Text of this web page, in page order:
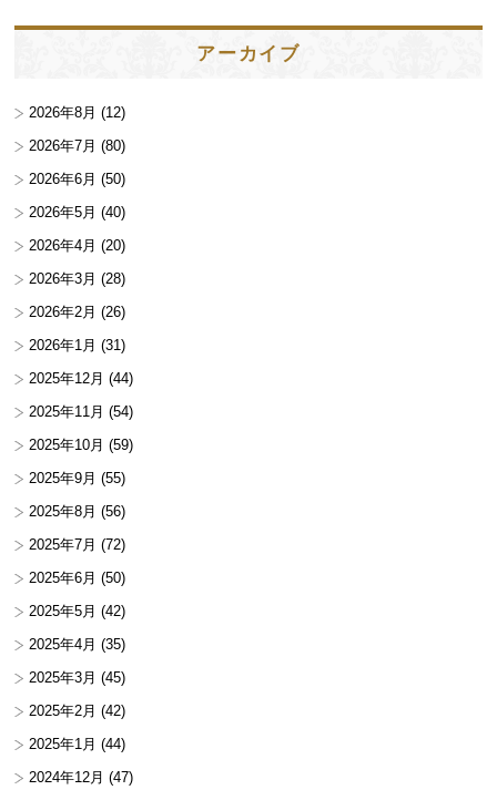
アーカイブ
2026年8月 (12)
2026年7月 (80)
2026年6月 (50)
2026年5月 (40)
2026年4月 (20)
2026年3月 (28)
2026年2月 (26)
2026年1月 (31)
2025年12月 (44)
2025年11月 (54)
2025年10月 (59)
2025年9月 (55)
2025年8月 (56)
2025年7月 (72)
2025年6月 (50)
2025年5月 (42)
2025年4月 (35)
2025年3月 (45)
2025年2月 (42)
2025年1月 (44)
2024年12月 (47)